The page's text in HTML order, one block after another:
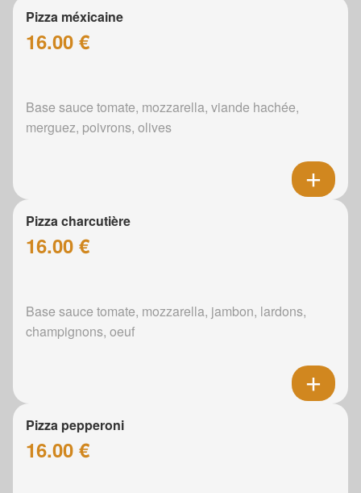
Pizza méxicaine
16.00 €
Base sauce tomate, mozzarella, viande hachée,
merguez, poivrons, olives
Pizza charcutière
16.00 €
Base sauce tomate, mozzarella, jambon, lardons,
champignons, oeuf
Pizza pepperoni
16.00 €